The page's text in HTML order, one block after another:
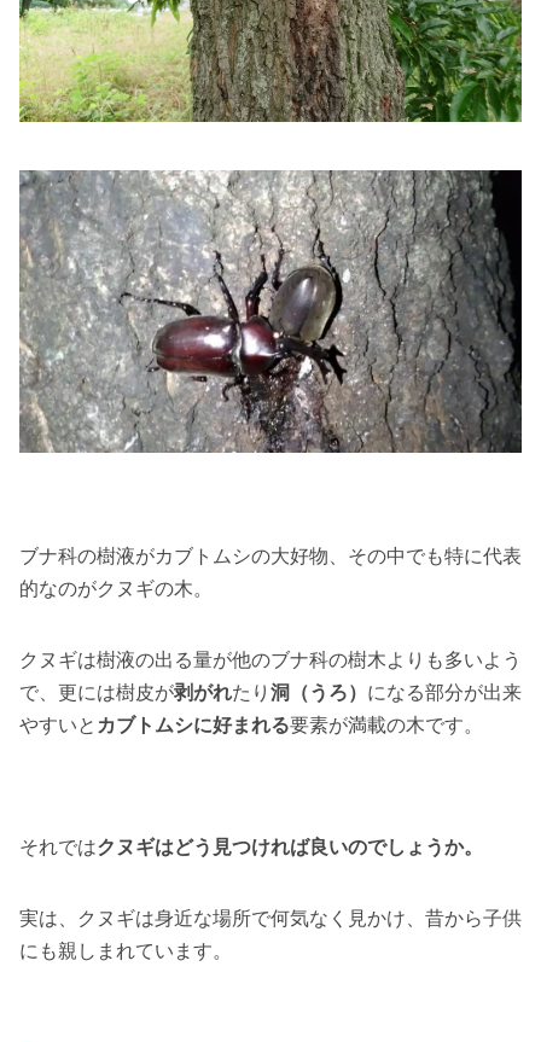
ブナ科の樹液がカブトムシの大好物、その中でも特に代表
的なのがクヌギの木。
クヌギは樹液の出る量が他のブナ科の樹木よりも多いよう
で、更には樹皮が剥がれたり 洞（うろ） になる部分が出来
やすいと カブトムシに好まれる要素が満載の木です。
それではクヌギはどう見つければ良いのでしょうか。
実は、クヌギは身近な場所で何気なく見かけ、昔から子供
にも親しまれています。